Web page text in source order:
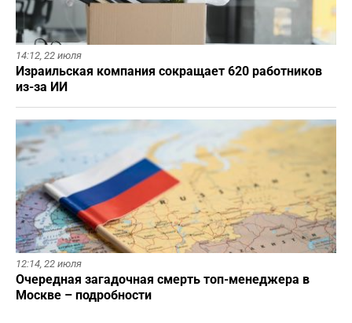
14:12, 22 июля
Израильская компания сокращает 620 работников
из-за ИИ
12:14, 22 июля
Очередная загадочная смерть топ-менеджера в
Москве – подробности